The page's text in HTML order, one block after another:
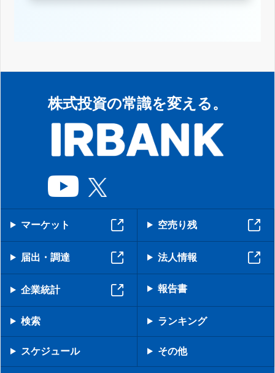
株式投資の常識を変える。
マーケット 空売り残
届出・調達 法人情報
企業統計 報告書
検索 ランキング
スケジュール その他